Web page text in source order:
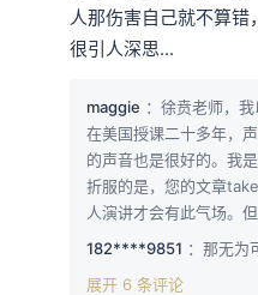
人那伤害自己就不算错
很引人深思...
maggie ：徐贲老师，
在美国授课二十多年，
的声音也是很好的。我
折服的是，您的文章
人演讲才会有此气场。
182****9851 ：那无为
展开 6 条评论